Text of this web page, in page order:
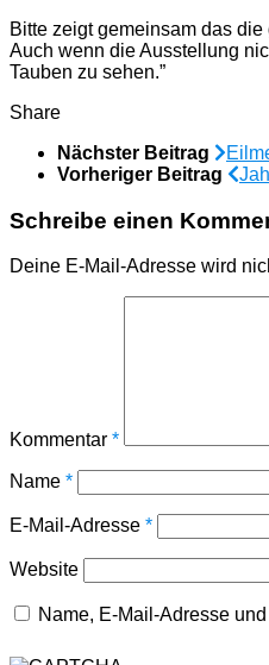
Bitte zeigt gemeinsam das
Auch wenn die Ausstellung
Tauben zu sehen.”
Share
Nächster Beitrag
Vorheriger Beitrag
Schreibe einen
Deine E-Mail-Adresse wird
Kommentar *
Name *
E-Mail-Adresse *
Website
Name, E-Mail-Adresse